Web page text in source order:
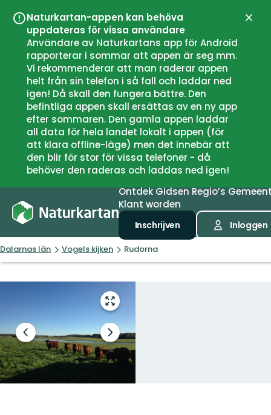
Naturkartan-appen kan behöva
uppdateras för vissa användare
Användare av Naturkartans app för Android
rapporterar i sommar att appen är seg mm.
Vi rekommenderar att man raderar appen
helt från sin telefon i så fall och laddar ned
igen! Då skall den fungera bättre. Den
befintliga appen skall ersättas av en ny app
efter sommaren. Den gamla appen laddar
all data för hela landet lokalt i appen (för
att klara offline-läge) men det innebär att
den blir för stor för vissa telefoner - då
behöver den raderas och laddas ned igen!
OntdekGidsenRegio’s
Klant worden
Inschrijven Inloggen
Dalarnas län Vogels kijken Rudorna
Open
volledig
scherm
Vorige
slide
Volgende
slide